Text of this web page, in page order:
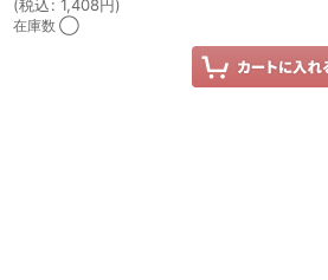
(税込: 1,408円)
在庫数 ◯